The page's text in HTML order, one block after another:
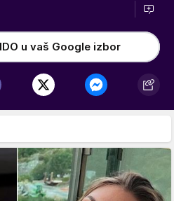
u vaš Google izbor